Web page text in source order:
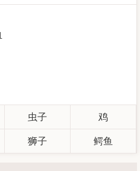
虫子 鸡
狮子 鳄鱼